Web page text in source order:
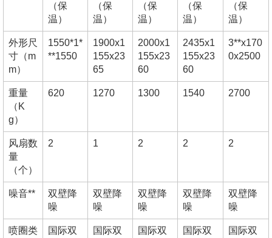
（保
温）
（保
温）
（保
温）
（保
温）
（保
温）
外形尺
寸（m
m）
1550*1*
**1550
1900x1
155x23
65
2000x1
155x23
60
2435x1
155x23
60
3**x170
0x2500
重量
（K
g）
620 1270 1300 1540 2700
风扇数
量
（个）
2 1 2 2 2
噪音**
双壁降
噪
双壁降
噪
双壁降
噪
双壁降
噪
双壁降
噪
喷圈类
国际双
国际双
国际双
国际双
国际双